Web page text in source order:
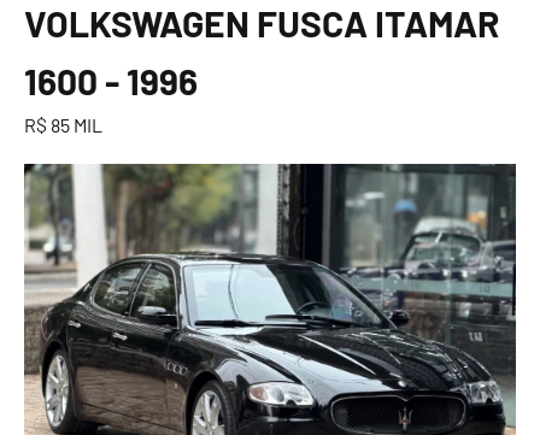
VOLKSWAGEN FUSCA ITAMAR
1600 - 1996
R$ 85 MIL